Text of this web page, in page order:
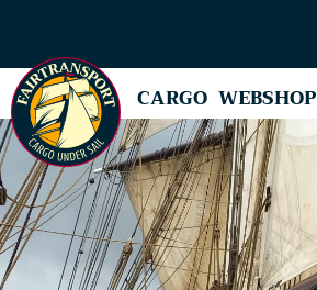
CARGO WEBSHOP